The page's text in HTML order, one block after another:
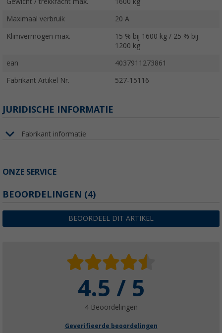
Gewicht / trekkracht max. 1600 kg
Maximaal verbruik 20 A
Klimvermogen max.
15 % bij 1600 kg / 25 % bij
1200 kg
ean 4037911273861
Fabrikant Artikel Nr. 527-15116
JURIDISCHE INFORMATIE
Fabrikant informatie
ONZE SERVICE
BEOORDELINGEN (4)
BEOORDEEL DIT ARTIKEL
4.5 / 5
4 Beoordelingen
Geverifieerde beoordelingen